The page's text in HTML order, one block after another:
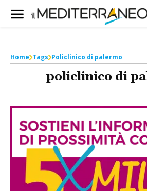
Home Tags Policlinico di palermo
policlinico di